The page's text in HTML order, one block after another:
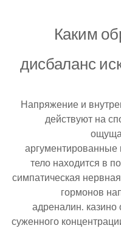
Каким
дисбаланс
Напряжение и
действуют на
тело находится в
симпатическая
гормонов
адреналин.
суженного